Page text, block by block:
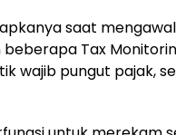
saat
Tax
wajib pungut pajak,